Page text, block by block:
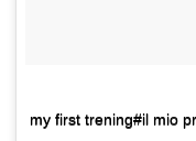
my first trening#il mio